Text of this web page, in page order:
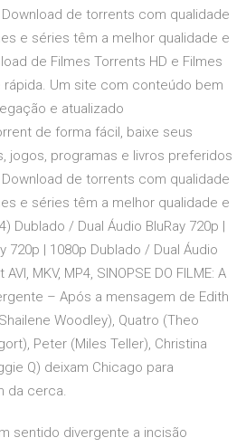
de torrents com qualidade
e séries têm a melhor qualidade e
de Filmes Torrents HD e Filmes
Um site com conteúdo bem
e atualizado
de forma fácil, baixe seus
jogos, programas e livros preferidos
de torrents com qualidade
e séries têm a melhor qualidade e
Dublado / Dual Áudio BluRay 720p |
720p | 1080p Dublado / Dual Áudio
MKV, MP4, SINOPSE DO FILME: A
– Após a mensagem de Edith
Woodley), Quatro (Theo
Peter (Miles Teller), Christina
Q) deixam Chicago para
da cerca.
sentido divergente a incisão